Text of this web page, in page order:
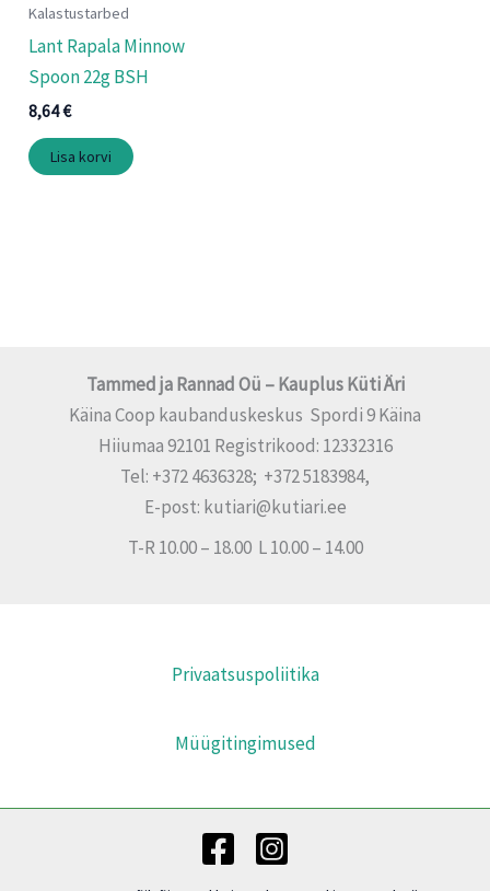
Kalastustarbed
Lant Rapala Minnow
Spoon 22g BSH
8,64€
Lisa korvi
Tammed ja Rannad Oü – Kauplus Küti Äri
Käina Coop kaubanduskeskus Spordi 9 Käina
Hiiumaa 92101 Registrikood: 12332316
Tel: +372 4636328; +372 5183984,
E-post: kutiari@kutiari.ee
T-R 10.00 – 18.00 L 10.00 – 14.00
Privaatsuspoliitika
Müügitingimused